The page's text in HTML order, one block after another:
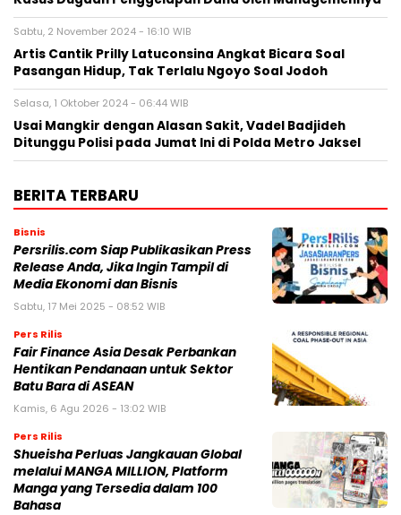
Sabtu, 2 November 2024 - 16:10 WIB
Artis Cantik Prilly Latuconsina Angkat Bicara Soal
Pasangan Hidup, Tak Terlalu Ngoyo Soal Jodoh
Selasa, 1 Oktober 2024 - 06:44 WIB
Usai Mangkir dengan Alasan Sakit, Vadel Badjideh
Ditunggu Polisi pada Jumat Ini di Polda Metro Jaksel
BERITA TERBARU
Bisnis
Persrilis.com Siap Publikasikan Press
Release Anda, Jika Ingin Tampil di
Media Ekonomi dan Bisnis
Sabtu, 17 Mei 2025 - 08:52 WIB
Pers Rilis
Fair Finance Asia Desak Perbankan
Hentikan Pendanaan untuk Sektor
Batu Bara di ASEAN
Kamis, 6 Agu 2026 - 13:02 WIB
Pers Rilis
Shueisha Perluas Jangkauan Global
melalui MANGA MILLION, Platform
Manga yang Tersedia dalam 100
Bahasa